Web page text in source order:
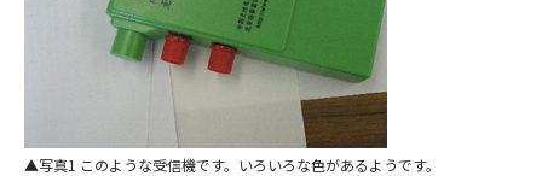
写真1 このような受信機です。いろいろな色があるようです。